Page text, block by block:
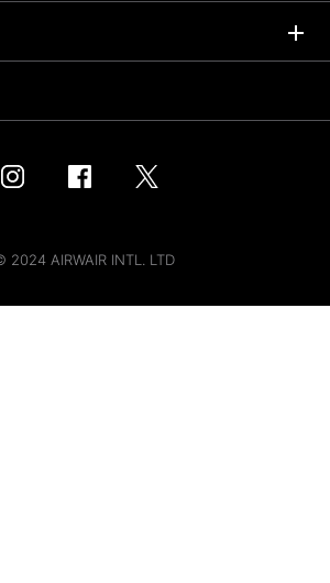
2024 AIRWAIR INTL. LTD